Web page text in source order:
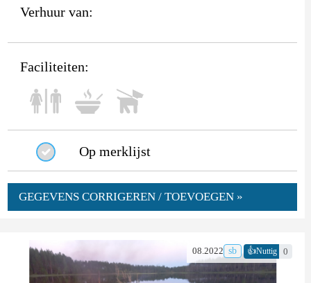
Verhuur van:
Faciliteiten:
Op merklijst
GEGEVENS CORRIGEREN / TOEVOEGEN »
08.2022 sb 👍Nuttig 0